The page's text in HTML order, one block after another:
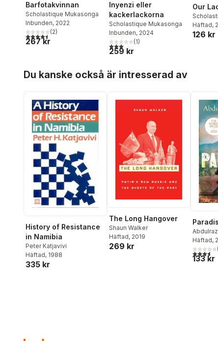
Barfotakvinnan
Scholastique Mukasonga
Inbunden, 2022
4,5utav 5 stjärnor. Totalt antal röster:
(2)
267 kr
Inyenzi eller
kackerlackorna
Scholastique Mukasonga
Inbunden, 2024
3,0utav 5 stjärnor. Totalt antal röster:
(1)
259 kr
Our
Häftad,
126 kr
Du kanske också är intresserad av
History of Resistance
in Namibia
Peter Katjavivi
Häftad, 1988
335 kr
The Long Hangover
Shaun Walker
Häftad, 2019
269 kr
Häftad,
3,6utav (
133 kr